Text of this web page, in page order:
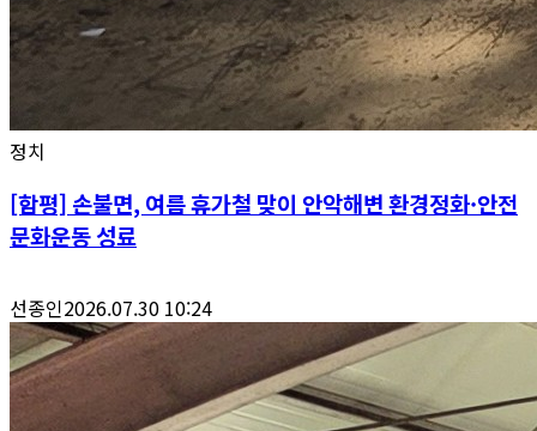
정치
[함평] 손불면, 여름 휴가철 맞이 안악해변 환경정화·안전
문화운동 성료
선종인2026.07.30 10:24